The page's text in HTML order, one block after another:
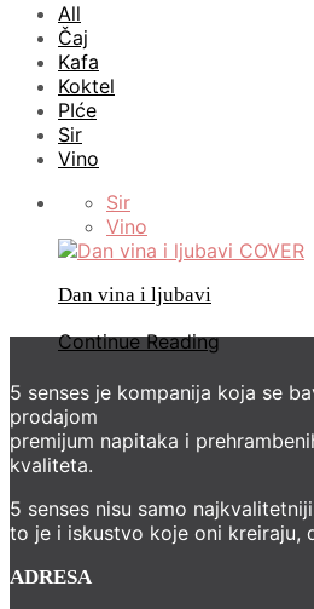
All
Čaj
Kafa
Koktel
PIće
Sir
Vino
Sir
Vino
Dan vina i ljubavi
Continue Reading
5 senses je kompanija koja se
prodajom
premijum napitaka i
kvaliteta.
5 senses nisu samo
to je i iskustvo koje oni kreiraju,
ADRESA